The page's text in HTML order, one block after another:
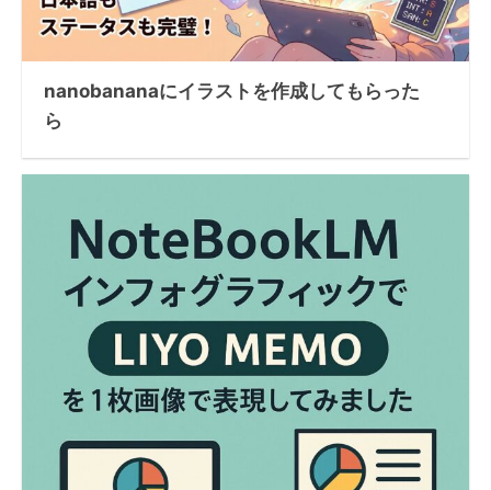
nanobananaにイラストを作成してもらった
ら